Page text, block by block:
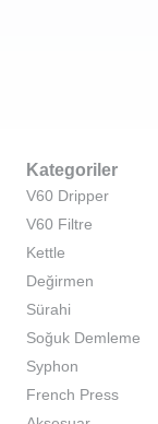
Kategoriler
V60 Dripper
V60 Filtre
Kettle
Değirmen
Sürahi
Soğuk Demleme
Syphon
French Press